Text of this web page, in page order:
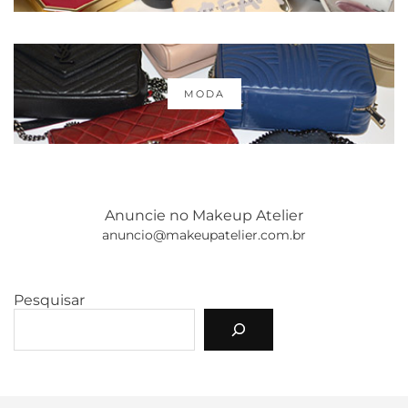
MODA
Anuncie no Makeup Atelier
anuncio@makeupatelier.com.br
Pesquisar